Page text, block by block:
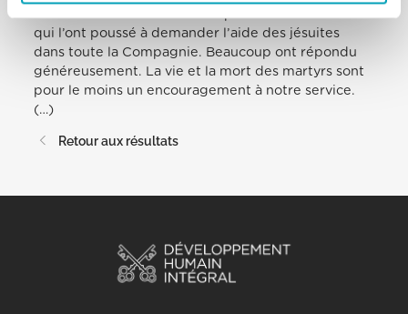
qui l’ont poussé à demander l’aide des jésuites
dans toute la Compagnie. Beaucoup ont répondu
généreusement. La vie et la mort des martyrs sont
pour le moins un encouragement à notre service.
(…)
Retour aux résultats